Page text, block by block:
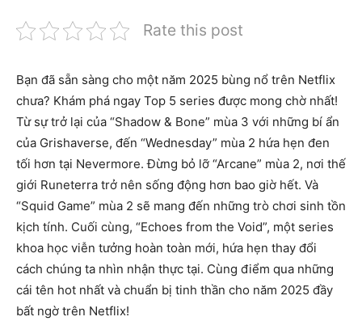
Rate this post
Bạn đã sẵn sàng cho một năm 2025 bùng nổ trên Netflix
chưa? Khám phá ngay Top 5 series được mong chờ nhất!
Từ sự trở lại của “Shadow & Bone” mùa 3 với những bí ẩn
của Grishaverse, đến “Wednesday” mùa 2 hứa hẹn đen
tối hơn tại Nevermore. Đừng bỏ lỡ “Arcane” mùa 2, nơi thế
giới Runeterra trở nên sống động hơn bao giờ hết. Và
“Squid Game” mùa 2 sẽ mang đến những trò chơi sinh tồn
kịch tính. Cuối cùng, “Echoes from the Void”, một series
khoa học viễn tưởng hoàn toàn mới, hứa hẹn thay đổi
cách chúng ta nhìn nhận thực tại. Cùng điểm qua những
cái tên hot nhất và chuẩn bị tinh thần cho năm 2025 đầy
bất ngờ trên Netflix!